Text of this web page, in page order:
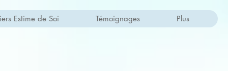
Estime de Soi Témoignages Plus